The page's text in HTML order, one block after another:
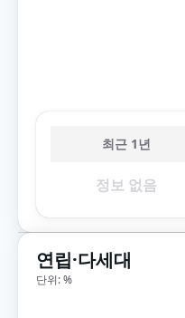
최근 1년
정보 없음
연립·다세대
단위: %